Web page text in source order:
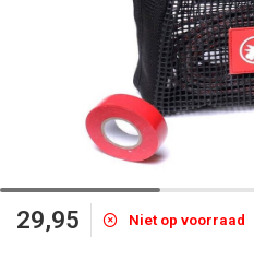
29,95 Niet op voorraad